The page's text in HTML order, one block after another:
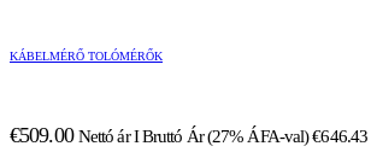
KÁBELMÉRŐ TOLÓMÉRŐK
€509.00 Nettó ár I Bruttó Ár (27% ÁFA-val)€646.43